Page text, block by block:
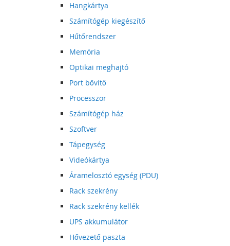
Hangkártya
Számítógép kiegészítő
Hűtőrendszer
Memória
Optikai meghajtó
Port bővítő
Processzor
Számítógép ház
Szoftver
Tápegység
Videókártya
Áramelosztó egység (PDU)
Rack szekrény
Rack szekrény kellék
UPS akkumulátor
Hővezető paszta